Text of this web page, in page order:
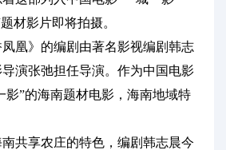
材影片即将拍摄。
》的编剧由著名影视编剧韩志
演张弛担任导演。作为中国电影
影”的海南题材电影，海南地域特
享农庄的特色，编剧韩志晨今